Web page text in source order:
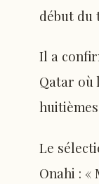
début du
Il a
Qatar où
huitièmes
Le
Onahi : «